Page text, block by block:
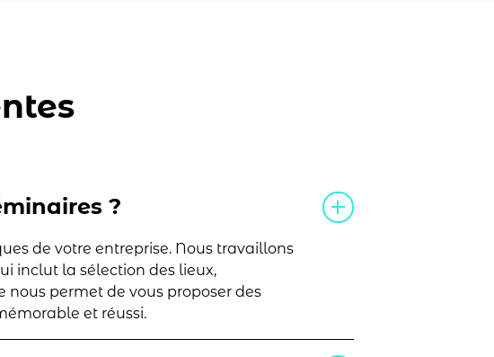
?
de votre entreprise. Nous travaillons
inclut la sélection des lieux,
permet de vous proposer des
et réussi.